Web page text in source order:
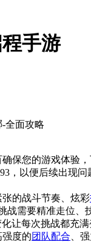
全面攻略
保您的游戏体验
，以便后续出现
张的战斗节奏、炫彩
战需要精准走位、
让每次挑战都充
强度的团队配合 、